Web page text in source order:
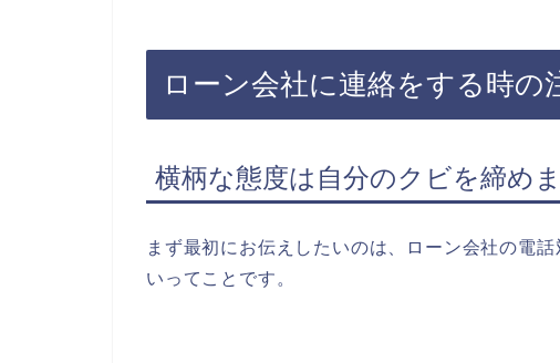
ローン会社に連絡をする時の
横柄な態度は自分のクビを締め
まず最初にお伝えしたいのは、ローン会社の電
いってことです。